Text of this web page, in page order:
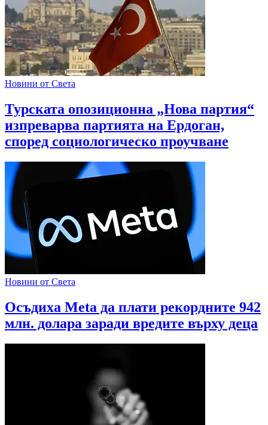
Новини от Света
Турската опозиционна „Нова партия“
изпреварва партията на Ердоган,
според социологическо проучване
Новини от Света
Осъдиха Meta да плати рекордните 942
млн. долара заради вредите върху деца